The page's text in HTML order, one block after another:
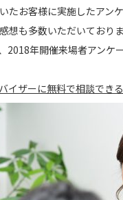
たお客様に実施したア
想も多数いただいておりま
年開催来場者アンケー
イザーに無料で相談できる